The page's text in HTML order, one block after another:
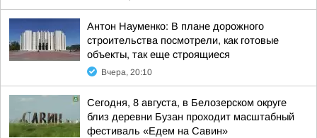
Антон Науменко: В плане дорожного
строительства посмотрели, как готовые
объекты, так еще строящиеся
Вчера, 20:10
Сегодня, 8 августа, в Белозерском округе
близ деревни Бузан проходит масштабный
фестиваль «Едем на Савин»